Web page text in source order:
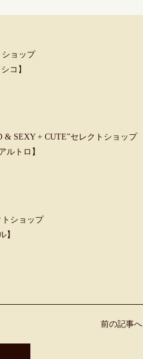
ョップ
コ】
SEXY + CUTE”セレクトショップ
ルトロ】
ショップ
】
前の記事へ